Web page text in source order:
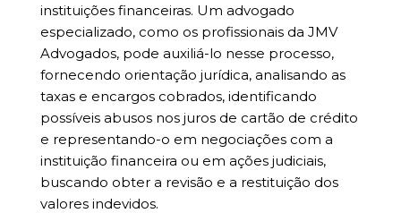
instituições financeiras. Um advogado
especializado, como os profissionais da JMV
Advogados, pode auxiliá-lo nesse processo,
fornecendo orientação jurídica, analisando as
taxas e encargos cobrados, identificando
possíveis abusos nos juros de cartão de crédito
e representando-o em negociações com a
instituição financeira ou em ações judiciais,
buscando obter a revisão e a restituição dos
valores indevidos.